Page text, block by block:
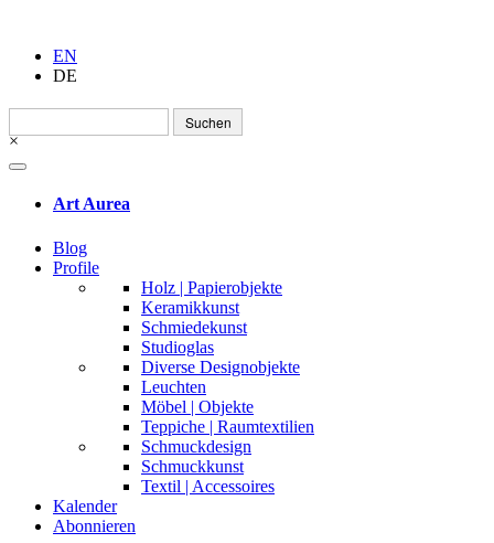
EN
DE
Suchen
nach:
×
Art Aurea
Blog
Profile
Holz | Papierobjekte
Keramikkunst
Schmiedekunst
Studioglas
Diverse Designobjekte
Leuchten
Möbel | Objekte
Teppiche | Raumtextilien
Schmuckdesign
Schmuckkunst
Textil | Accessoires
Kalender
Abonnieren